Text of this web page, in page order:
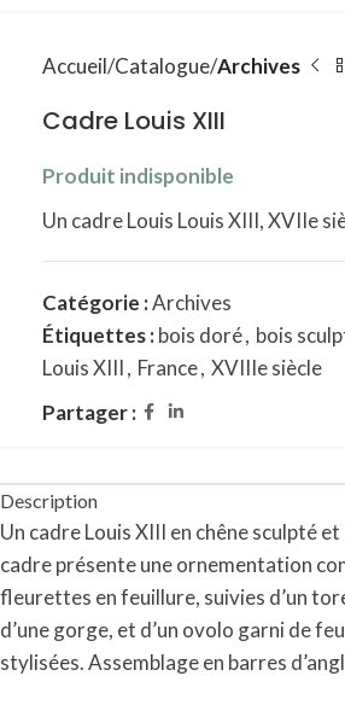
Accueil Catalogue Archives
Cadre Louis XIII
Produit indisponible
Un cadre Louis Louis XIII, XVIIe
Catégorie :Archives
Étiquettes :bois doré, bois
Louis XIII, France, XVIIIe siècle
Partager :
Description
Un cadre Louis XIII en chêne sculpté
cadre présente une ornementation
fleurettes en feuillure, suivies d’un
d’une gorge, et d’un ovolo garni de
stylisées. Assemblage en barres